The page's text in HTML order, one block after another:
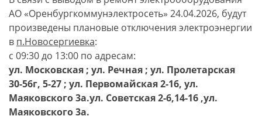
АО «Оренбургкоммунэлектросеть» 24.04.2026, будут
произведены плановые отключения электроэнергии
в п.Новосергиевка:
с 09:30 до 13:00 по адресам:
ул. Московская ; ул. Речная ; ул. Пролетарская
30-56г, 5-27 ; ул. Первомайская 2-16, ул.
Маяковского 3а.ул. Советская 2-6,14-16 ,ул.
Маяковского 3а.